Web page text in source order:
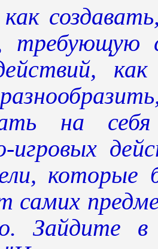
требующую
на себя
игровых
которые
самих
Зайдите в